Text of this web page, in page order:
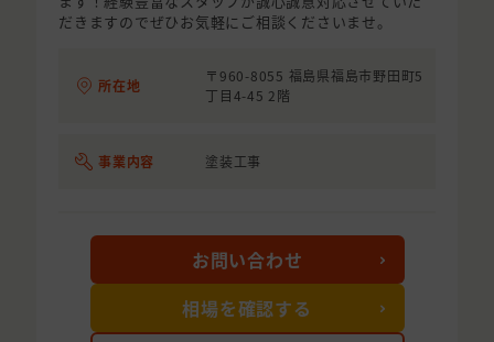
だきますのでぜひお気軽にご相談くださいませ。
所在地
〒960-8055 福島県福島市野田町5
丁目4-45 2階
事業内容 塗装工事
お問い合わせ
相場を確認する